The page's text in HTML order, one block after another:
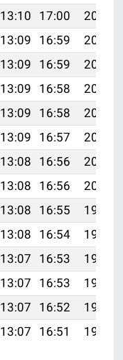
13:10 17:00
20:10
13:09 16:59
20:09
13:09 16:59
20:08
13:09 16:58
20:06
13:09 16:58
20:05
13:09 16:57
20:04
13:08 16:56
20:02
13:08 16:56
20:01
13:08 16:55
19:59
13:08 16:54
19:58
13:07 16:53
19:56
13:07 16:53
19:55
13:07 16:52
19:53
13:07 16:51 19:52